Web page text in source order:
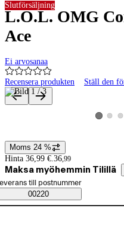
L.O.L. OMG
Ace
Ei arvosanaa
Recensera produkten Ställ den
Slutförsäljning
Produktbilder och
VisaVisa
Prisinformation
Moms 24 %
Hinta 36,99 €. 36,99
Maksa myöhemmin Tilillä
Saatavuustiedot
beställningssätt
till postnummer
00220